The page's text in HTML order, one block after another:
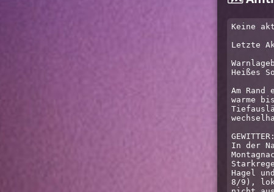
Keine
Letzte
Heißes
Am
warme
GEWITTER:
In der
Hagel
8/9),